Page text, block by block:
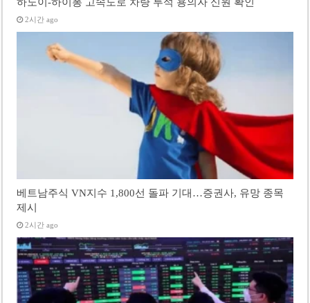
2시간 ago
베트남주식 VN지수 1,800선 돌파 기대…증권사, 유망 종목
제시
2시간 ago